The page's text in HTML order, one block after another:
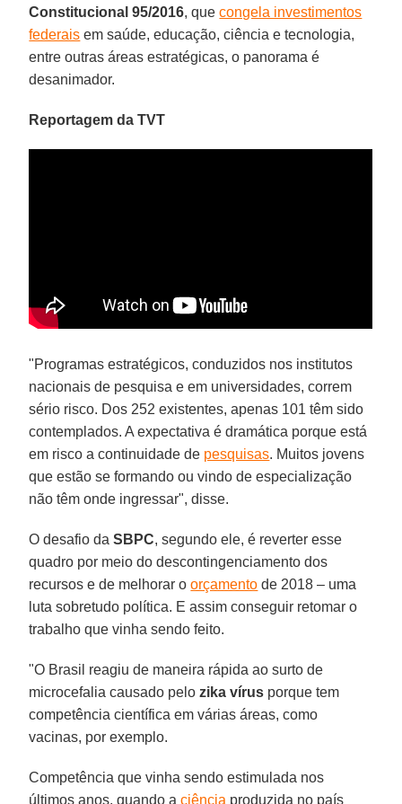
Constitucional 95/2016, quecongela investimentos
federais em saúde, educação, ciência e tecnologia,
entre outras áreas estratégicas, o panorama é
desanimador.
Reportagem da TVT
"Programas estratégicos, conduzidos nos institutos
nacionais de pesquisa e em universidades, correm
sério risco. Dos 252 existentes, apenas 101 têm sido
contemplados. A expectativa é dramática porque está
em risco a continuidade de pesquisas. Muitos jovens
que estão se formando ou vindo de especialização
não têm onde ingressar", disse.
O desafio daSBPC, segundo ele, é reverter esse
quadro por meio do descontingenciamento dos
recursos e de melhorar oorçamento de 2018 – uma
luta sobretudo política. E assim conseguir retomar o
trabalho que vinha sendo feito.
"O Brasil reagiu de maneira rápida ao surto de
microcefalia causado pelozika vírus porque tem
competência científica em várias áreas, como
vacinas, por exemplo.
Competência que vinha sendo estimulada nos
últimos anos, quando aciência produzida no país